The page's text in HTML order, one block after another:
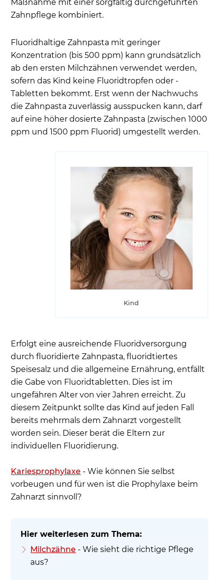
Maßnahme mit einer sorgfältig durchgeführten
Zahnpflege kombiniert.
Fluoridhaltige Zahnpasta mit geringer
Konzentration (bis 500 ppm) kann grundsätzlich
ab den ersten Milchzähnen verwendet werden,
sofern das Kind keine Fluoridtropfen oder -
Tabletten bekommt. Erst wenn der Nachwuchs
die Zahnpasta zuverlässig ausspucken kann, darf
auf eine höher dosierte Zahnpasta (zwischen 1000
ppm und 1500 ppm Fluorid) umgestellt werden.
Kind
Erfolgt eine ausreichende Fluoridversorgung
durch fluoridierte Zahnpasta, fluoridtiertes
Speisesalz und die allgemeine Ernährung, entfällt
die Gabe von Fluoridtabletten. Dies ist im
ungefähren Alter von vier Jahren erreicht. Zu
diesem Zeitpunkt sollte das Kind auf jeden Fall
bereits mehrmals dem Zahnarzt vorgestellt
worden sein. Dieser berät die Eltern zur
individuellen Fluoridierung.
Kariesprophylaxe - Wie können Sie selbst
vorbeugen und für wen ist die Prophylaxe beim
Zahnarzt sinnvoll?
Milchzähne - Wie sieht die richtige Pflege
aus?